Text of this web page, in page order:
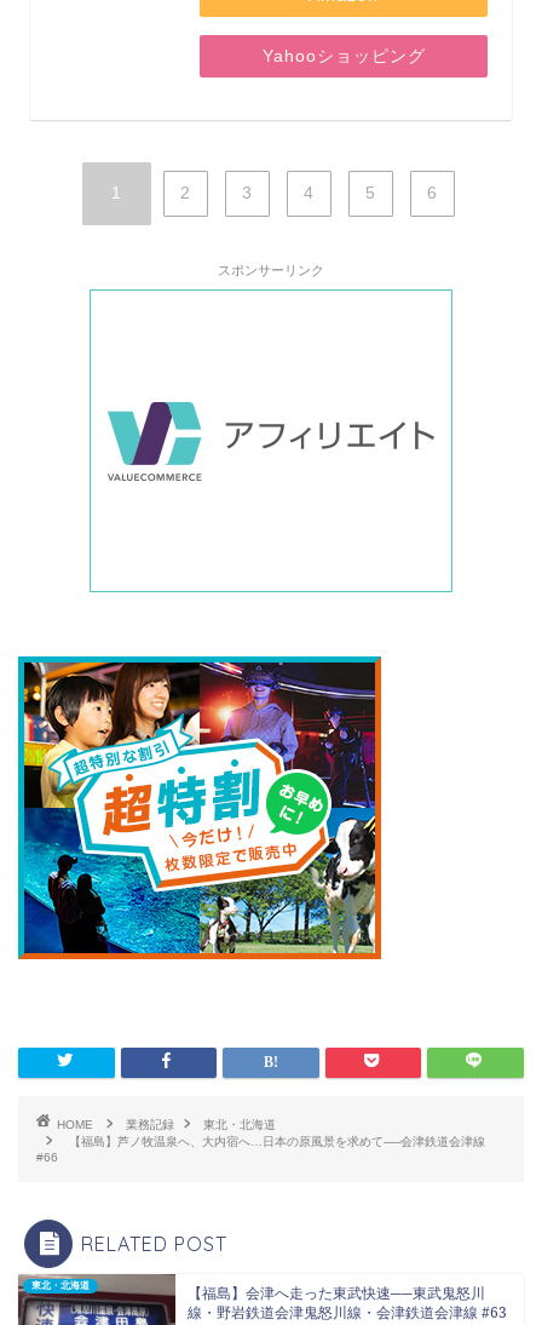
Yahooショッピング
1 2 3 4 5 6
スポンサーリンク
HOME 業務記録
東北・北海道
【福島】芦ノ牧温泉へ、大内宿へ…日本の原風景を求めて──会津鉄道会津線
#66
RELATED POST
東北・北海道
【福島】会津へ走った東武快速──東武鬼怒川
線・野岩鉄道会津鬼怒川線・会津鉄道会津線 #63